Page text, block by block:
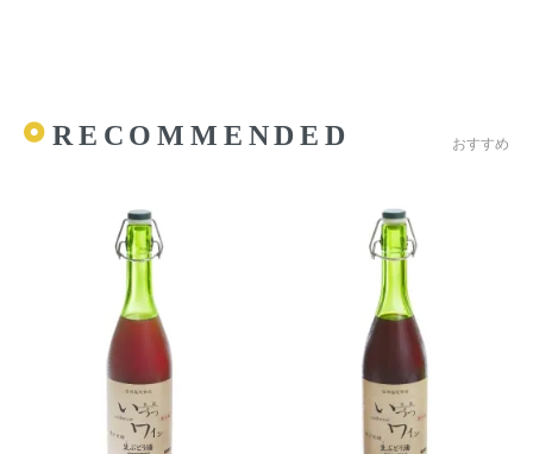
RECOMMENDED おすすめ